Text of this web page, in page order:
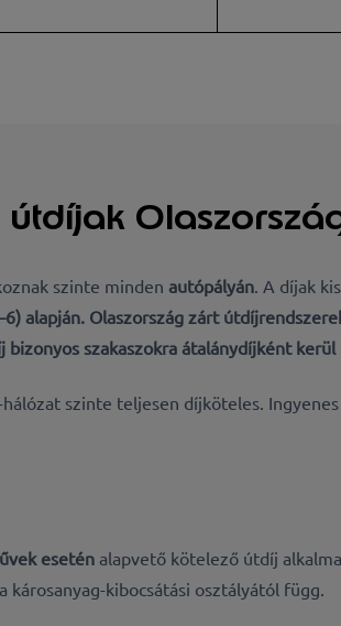
szinte minden autópályán . A díjak
alapján. Olaszország zárt
bizonyos szakaszokra átalánydíjként kerül
szinte teljesen díjköteles.
esetén alapvető kötelező útdíj
károsanyag-kibocsátási osztályától függ.